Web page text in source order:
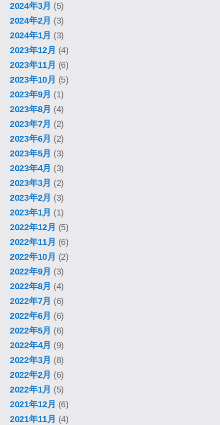
2024年3月 (5)
2024年2月 (3)
2024年1月 (3)
2023年12月 (4)
2023年11月 (6)
2023年10月 (5)
2023年9月 (1)
2023年8月 (4)
2023年7月 (2)
2023年6月 (2)
2023年5月 (3)
2023年4月 (3)
2023年3月 (2)
2023年2月 (3)
2023年1月 (1)
2022年12月 (5)
2022年11月 (6)
2022年10月 (2)
2022年9月 (3)
2022年8月 (4)
2022年7月 (6)
2022年6月 (6)
2022年5月 (6)
2022年4月 (9)
2022年3月 (8)
2022年2月 (6)
2022年1月 (5)
2021年12月 (6)
2021年11月 (4)